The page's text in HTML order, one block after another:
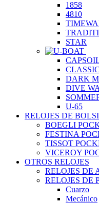
1858
4810
STAR
DARK
DIVE
U-65
RELOJES DE
BOEGLI
FESTINA
TISSOT
VICEROY
OTROS RELOJES
RELOJES DE
RELOJES DE
Cuarzo
Mecánico